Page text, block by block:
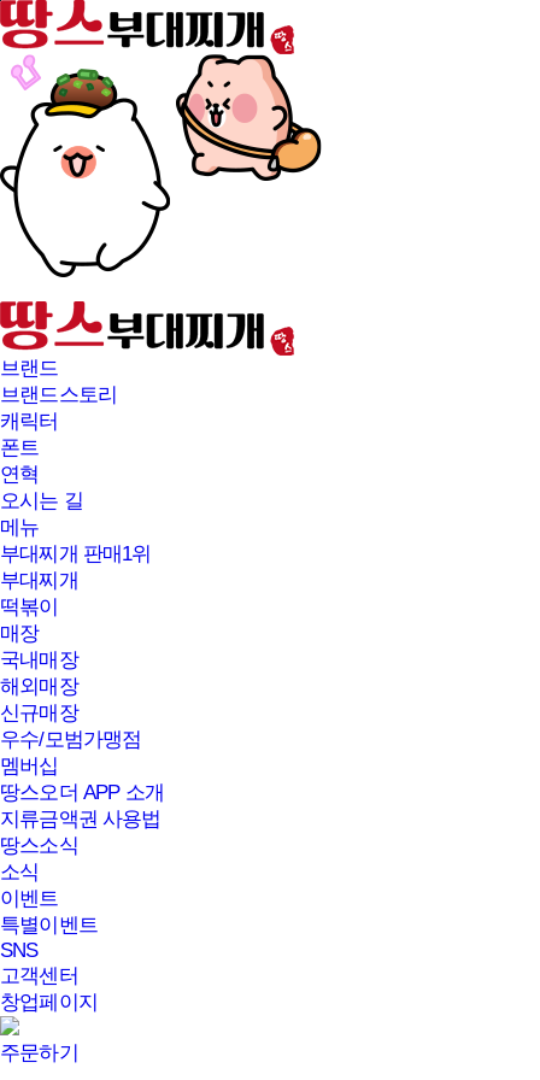
본문바로가기
브랜드
브랜드스토리
캐릭터
폰트
연혁
오시는 길
메뉴
부대찌개 판매1위
부대찌개
떡볶이
매장
국내매장
해외매장
신규매장
우수/모범가맹점
멤버십
땅스오더 APP 소개
지류금액권 사용법
땅스소식
소식
이벤트
특별이벤트
SNS
고객센터
창업페이지
주문하기